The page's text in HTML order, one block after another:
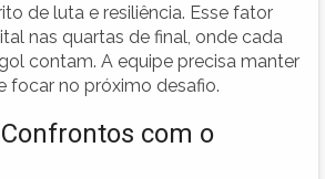
de luta e resiliência. Esse fator
nas quartas de final, onde cada
contam. A equipe precisa manter
focar no próximo desafio.
com o